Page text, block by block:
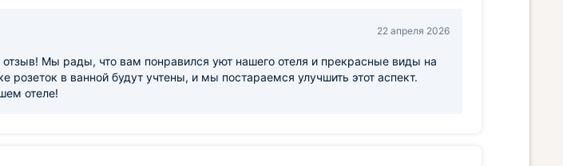
22 апреля 2026
Мы рады, что вам понравился уют нашего отеля и прекрасные виды на
розеток в ванной будут учтены, и мы постараемся улучшить этот аспект.
отеле!